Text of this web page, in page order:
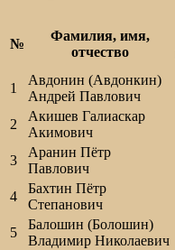
№
Фамилия, имя,
отчество
1
Авдонин (Авдонкин)
Андрей Павлович
2
Акишев Галиаскар
Акимович
3
Аранин Пётр
Павлович
4
Бахтин Пётр
Степанович
5
Балошин (Болошин)
Владимир Николаевич